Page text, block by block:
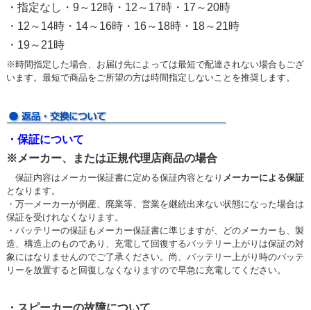
・指定なし・9～12時・12～17時・17～20時
・12～14時・14～16時・16～18時・18～21時
・19～21時
※時間指定した場合、お届け先によっては最短で配達されない場合もござ
います。最短で商品をご所望の方は時間指定しないことを推奨します。
・保証について
※メーカー、または正規代理店商品の場合
保証内容はメーカー保証書に定める保証内容となり メーカーによる保証
となります。
・万一メーカーが倒産、廃業等、営業を継続出来ない状態になった場合は
保証を受けれなくなります。
・バッテリーの保証もメーカー保証書に準じますが、どのメーカーも、製
造、構造上のものであり、充電して回復するバッテリー上がりは保証の対
象にはなりませんのでご了承ください。尚、バッテリー上がり時のバッテ
リーを放置すると回復しなくなりますので早急に充電してください。
・スピーカーの故障について